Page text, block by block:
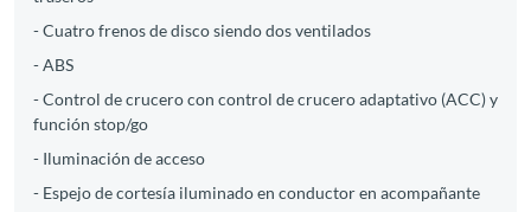
- Cuatro frenos de disco siendo dos ventilados
- ABS
- Control de crucero con control de crucero adaptativo (ACC) y
función stop/go
- Iluminación de acceso
- Espejo de cortesía iluminado en conductor en acompañante